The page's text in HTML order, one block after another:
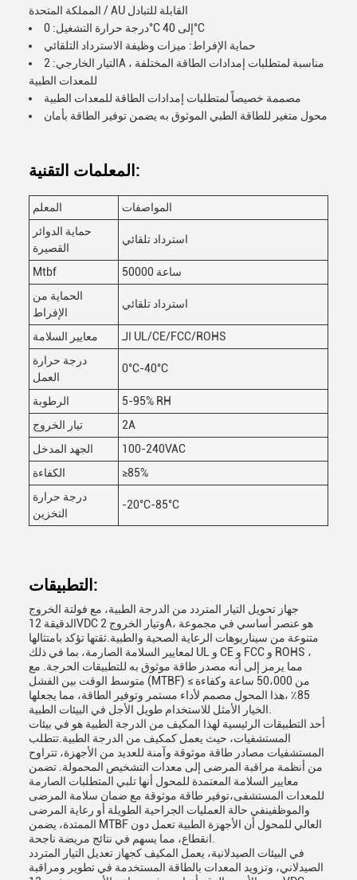
المملكة المتحدة / AU القابلة للتبادل
درجة حرارة التشغيل: 0°C إلى 40°C
حماية الإفراط: ميزات وظيفة الاسترداد التلقائي
التيار الخارجي: 2A ، مناسبة لمتطلبات إمدادات الطاقة المختلفة
للمعدات الطبية
مصممة خصيصاً لمتطلبات إمدادات الطاقة للمعدات الطبية
محول متغير للطاقة الطبي الموثوق به يضمن توفير الطاقة بأمان
المعلمات التقنية:
المعلم
المواصفات
حماية الدوائر
القصيرة
استرداد تلقائي
Mtbf
50000 ساعة
الحماية من
الإفراط
استرداد تلقائي
معايير السلامة
الـ UL/CE/FCC/ROHS
درجة حرارة
العمل
0°C-40°C
الرطوبة
5-95% RH
تيار الخروج
2A
الجهد المدخل
100-240VAC
الكفاءة
≥85%
درجة حرارة
التخزين
-20°C-85°C
التطبيقات:
جهاز تحويل التيار المتردد من الدرجة الطبية، مع فولتة الخروج
الدقيقة 12VDC وتيار الخروج 2A، هو عنصر أساسي في مجموعة
متنوعة من سيناريوهات الرعاية الصحية والطبية.ثقتها تؤكد بامتثالها
لمعايير السلامة الصارمة، بما في ذلك UL و CE و FCC و ROHS ،
مما يرمز إلى أنه مصدر طاقة موثوق به للتطبيقات الحرجة. مع
متوسط الوقت بين الفشل (MTBF) من 50،000 ساعة وكفاءة ≥
85٪ ،هذا المحول مصمم لأداء مستمر وتوفير الطاقة، مما يجعلها
أحد التطبيقات الرئيسية لهذا المكيف من الدرجة الطبية هو في بيئات
المستشفيات، حيث يعمل كمكيف من الدرجة الطبية.تتطلب
المستشفيات مصادر طاقة موثوقة وآمنة للعديد من الأجهزة، تتراوح
من أنظمة مراقبة المرضى إلى معدات التشخيص المحمولة. تضمن
معايير السلامة المعتمدة للمحول أنها تلبي المتطلبات الصارمة
للمعدات المستشفى،توفير طاقة موثوقة مع ضمان سلامة المرضى
والموظفينفي حالة العمليات الجراحية الطويلة أو رعاية المرضى
الممتدة، يضمن MTBF العالي للمحول أن الأجهزة الطبية تعمل دون
في البيئات الصيدلانية، يعمل المكيف كجهاز تعديل التيار المتردد
الصيدلاني، وتزويد المعدات بالطاقة المستخدمة في تطوير ومراقبة